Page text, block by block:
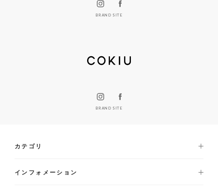
BRAND SITE
BRAND SITE
カテゴリ
インフォメーション